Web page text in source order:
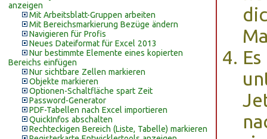
anzeigen
Mit Arbeitsblatt-Gruppen arbeiten
Mit Bereichsmarkierung Bezüge ändern
Navigieren für Profis
Neues Dateiformat für Excel 2013
Nur bestimmte Elemente eines kopierten
Bereichs einfügen
Nur sichtbare Zellen markieren
Objekte markieren
Optionen-Schaltfläche spart Zeit
Password-Generator
PDF-Tabellen nach Excel importieren
QuickInfos abschalten
Rechteckigen Bereich (Liste, Tabelle) markieren